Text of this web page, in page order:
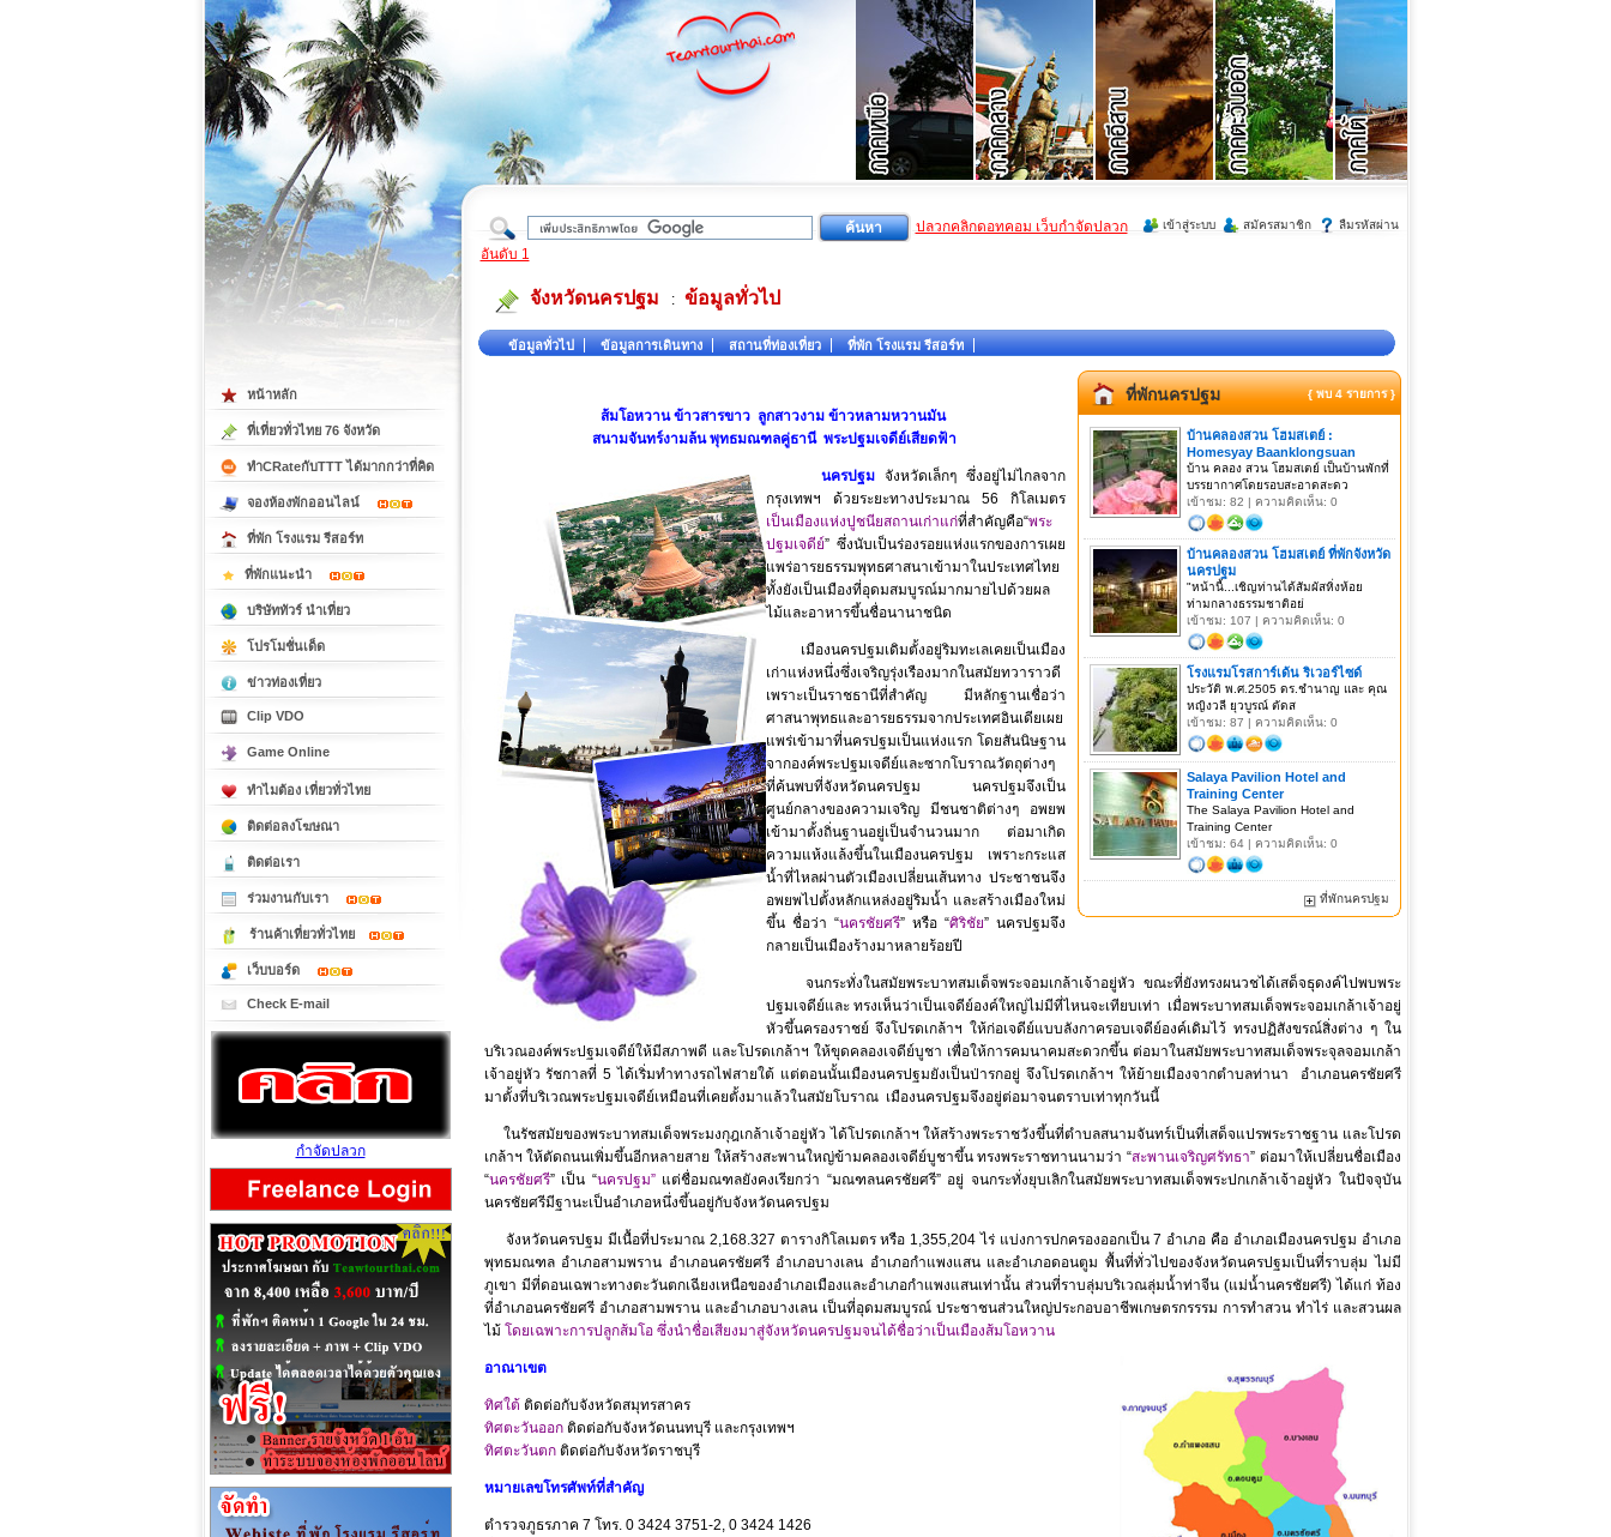
ที่เที่ยวภาคใต้
เข้าสู่ระบบ สมัครสมาชิก ลืมรหัสผ่าน
ปลวกคลิกดอทคอม เว็บกำจัดปลวก
อันดับ 1
จังหวัดนครปฐม : ข้อมูลทั่วไป
ข้อมูลทั่วไป ข้อมูลการเดินทาง สถานที่ท่องเที่ยว ที่พัก โรงแรม รีสอร์ท
ที่พักนครปฐม { พบ 4 รายการ }
บ้านคลองสวน โฮมสเตย์ :
Homesyay Baanklongsuan
บ้าน คลอง สวน โฮมสเตย์ เป็นบ้านพักที่
บรรยากาศโดยรอบสะอาดสะดว
เข้าชม: 82 | ความคิดเห็น: 0
บ้านคลองสวน โฮมสเตย์ ที่พักจังหวัด
นครปฐม
"หน้านี้...เชิญท่านได้สัมผัสหิ่งห้อย
ท่ามกลางธรรมชาติอย่
เข้าชม: 107 | ความคิดเห็น: 0
โรงแรมโรสการ์เด้น ริเวอร์ไซด์
ประวัติ พ.ศ.2505 ดร.ชำนาญ และ คุณ
หญิงวลี ยุวบูรณ์ ตัดส
เข้าชม: 87 | ความคิดเห็น: 0
Salaya Pavilion Hotel and
Training Center
The Salaya Pavilion Hotel and
Training Center
เข้าชม: 64 | ความคิดเห็น: 0
ที่พักนครปฐม
ส้มโอหวาน ข้าวสารขาว ลูกสาวงาม ข้าวหลามหวานมัน
สนามจันทร์งามล้น พุทธมณฑลคู่ธานี พระปฐมเจดีย์เสียดฟ้า
นครปฐม จังหวัดเล็กๆ ซึ่งอยู่ไม่ไกลจาก
กรุงเทพฯ ด้วยระยะทางประมาณ 56 กิโลเมตร
เป็นเมืองแห่งปูชนียสถานเก่าแก่ที่สำคัญคือ“พระ
ปฐมเจดีย์” ซึ่งนับเป็นร่องรอยแห่งแรกของการเผย
แพร่อารยธรรมพุทธศาสนาเข้ามาในประเทศไทย
ทั้งยังเป็นเมืองที่อุดมสมบูรณ์มากมายไปด้วยผล
ไม้และอาหารขึ้นชื่อนานาชนิด
เมืองนครปฐมเดิมตั้งอยู่ริมทะเลเคยเป็นเมือง
เก่าแห่งหนึ่งซึ่งเจริญรุ่งเรืองมากในสมัยทวาราวดี
เพราะเป็นราชธานีที่สำคัญ มีหลักฐานเชื่อว่า
ศาสนาพุทธและอารยธรรมจากประเทศอินเดียเผย
แพร่เข้ามาที่นครปฐมเป็นแห่งแรก โดยสันนิษฐาน
จากองค์พระปฐมเจดีย์และซากโบราณวัตถุต่างๆ
ที่ค้นพบที่จังหวัดนครปฐม นครปฐมจึงเป็น
ศูนย์กลางของความเจริญ มีชนชาติต่างๆ อพยพ
เข้ามาตั้งถิ่นฐานอยู่เป็นจำนวนมาก ต่อมาเกิด
ความแห้งแล้งขึ้นในเมืองนครปฐม เพราะกระแส
น้ำที่ไหลผ่านตัวเมืองเปลี่ยนเส้นทาง ประชาชนจึง
อพยพไปตั้งหลักแหล่งอยู่ริมน้ำ และสร้างเมืองใหม่
ขึ้น ชื่อว่า “นครชัยศรี” หรือ “ศิริชัย” นครปฐมจึง
กลายเป็นเมืองร้างมาหลายร้อยปี
จนกระทั่งในสมัยพระบาทสมเด็จพระจอมเกล้าเจ้าอยู่หัว ขณะที่ยังทรงผนวชได้เสด็จธุดงค์ไปพบพระ
ปฐมเจดีย์และ ทรงเห็นว่าเป็นเจดีย์องค์ใหญ่ไม่มีที่ไหนจะเทียบเท่า เมื่อพระบาทสมเด็จพระจอมเกล้าเจ้าอยู่
หัวขึ้นครองราชย์ จึงโปรดเกล้าฯ ให้ก่อเจดีย์แบบลังกาครอบเจดีย์องค์เดิมไว้ ทรงปฏิสังขรณ์สิ่งต่าง ๆ ใน
บริเวณองค์พระปฐมเจดีย์ให้มีสภาพดี และโปรดเกล้าฯ ให้ขุดคลองเจดีย์บูชา เพื่อให้การคมนาคมสะดวกขึ้น ต่อมาในสมัยพระบาทสมเด็จพระจุลจอมเกล้า
เจ้าอยู่หัว รัชกาลที่ 5 ได้เริ่มทำทางรถไฟสายใต้ แต่ตอนนั้นเมืองนครปฐมยังเป็นป่ารกอยู่ จึงโปรดเกล้าฯ ให้ย้ายเมืองจากตำบลท่านา อำเภอนครชัยศรี
มาตั้งที่บริเวณพระปฐมเจดีย์เหมือนที่เคยตั้งมาแล้วในสมัยโบราณ เมืองนครปฐมจึงอยู่ต่อมาจนตราบเท่าทุกวันนี้
ในรัชสมัยของพระบาทสมเด็จพระมงกุฎเกล้าเจ้าอยู่หัว ได้โปรดเกล้าฯ ให้สร้างพระราชวังขึ้นที่ตำบลสนามจันทร์เป็นที่เสด็จแปรพระราชฐาน และโปรด
เกล้าฯ ให้ตัดถนนเพิ่มขึ้นอีกหลายสาย ให้สร้างสะพานใหญ่ข้ามคลองเจดีย์บูชาขึ้น ทรงพระราชทานนามว่า “สะพานเจริญศรัทธา” ต่อมาให้เปลี่ยนชื่อเมือง
“นครชัยศรี” เป็น “นครปฐม”แต่ชื่อมณฑลยังคงเรียกว่า “มณฑลนครชัยศรี” อยู่ จนกระทั่งยุบเลิกในสมัยพระบาทสมเด็จพระปกเกล้าเจ้าอยู่หัว ในปัจจุบัน
นครชัยศรีมีฐานะเป็นอำเภอหนึ่งขึ้นอยู่กับจังหวัดนครปฐม
จังหวัดนครปฐม มีเนื้อที่ประมาณ 2,168.327 ตารางกิโลเมตร หรือ 1,355,204 ไร่ แบ่งการปกครองออกเป็น 7 อำเภอ คือ อำเภอเมืองนครปฐม อำเภอ
พุทธมณฑล อำเภอสามพราน อำเภอนครชัยศรี อำเภอบางเลน อำเภอกำแพงแสน และอำเภอดอนตูม พื้นที่ทั่วไปของจังหวัดนครปฐมเป็นที่ราบลุ่ม ไม่มี
ภูเขา มีที่ดอนเฉพาะทางตะวันตกเฉียงเหนือของอำเภอเมืองและอำเภอกำแพงแสนเท่านั้น ส่วนที่ราบลุ่มบริเวณลุ่มน้ำท่าจีน (แม่น้ำนครชัยศรี) ได้แก่ ท้อง
ที่อำเภอนครชัยศรี อำเภอสามพราน และอำเภอบางเลน เป็นที่อุดมสมบูรณ์ ประชาชนส่วนใหญ่ประกอบอาชีพเกษตรกรรรม การทำสวน ทำไร่ และสวนผล
ไม้ โดยเฉพาะการปลูกส้มโอ ซึ่งนำชื่อเสียงมาสู่จังหวัดนครปฐมจนได้ชื่อว่าเป็นเมืองส้มโอหวาน
อาณาเขต
ทิศใต้ ติดต่อกับจังหวัดสมุทรสาคร
ทิศตะวันออกติดต่อกับจังหวัดนนทบุรี และกรุงเทพฯ
ทิศตะวันตกติดต่อกับจังหวัดราชบุรี
หมายเลขโทรศัพท์ที่สำคัญ
ตำรวจภูธรภาค 7 โทร. 0 3424 3751-2, 0 3424 1426
หน้าหลัก
ที่เที่ยวทั่วไทย 76 จังหวัด
ทำCRateกับTTT ได้มากกว่าที่คิด
จองห้องพักออนไลน์
ที่พัก โรงแรม รีสอร์ท
ที่พักแนะนำ
บริษัททัวร์ นำเที่ยว
โปรโมชั่นเด็ด
ข่าวท่องเที่ยว
Clip VDO
Game Online
ทำไมต้อง เที่ยวทั่วไทย
ติดต่อลงโฆษณา
ติดต่อเรา
ร่วมงานกับเรา
ร้านค้าเที่ยวทั่วไทย
เว็บบอร์ด
Check E-mail
กำจัดปลวก